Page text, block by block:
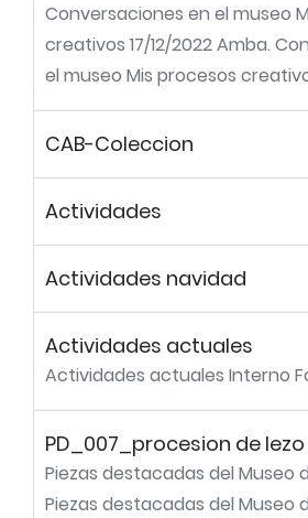
Conversaciones en el museo
creativos 17/12/2022 Amba.
el museo Mis procesos
CAB-Coleccion
Actividades
Actividades navidad
Actividades actuales
Actividades actuales Interno
PD_007_procesion de lezo
Piezas destacadas del Museo
Piezas destacadas del Museo